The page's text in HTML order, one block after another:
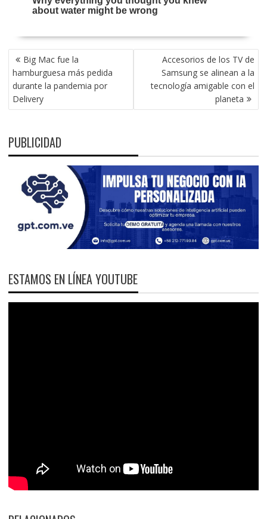
NAVEGACIÓN
DE
ENTRADAS
Big Mac fue la
hamburguesa más pedida
durante la pandemia por
Delivery
Accesorios de los TV de
Samsung se alinean a la
tecnología amigable con el
planeta
PUBLICIDAD
ESTAMOS EN LÍNEA YOUTUBE